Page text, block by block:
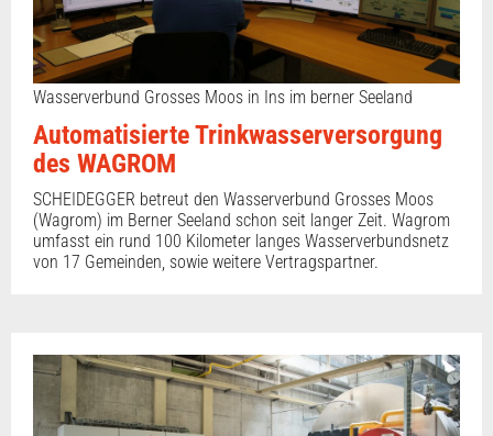
Wasserverbund Grosses Moos in Ins im berner Seeland
Automatisierte Trinkwasserversorgung
des WAGROM
SCHEIDEGGER betreut den Wasserverbund Grosses Moos
(Wagrom) im Berner Seeland schon seit langer Zeit. Wagrom
umfasst ein rund 100 Kilometer langes Wasserverbundsnetz
von 17 Gemeinden, sowie weitere Vertragspartner.